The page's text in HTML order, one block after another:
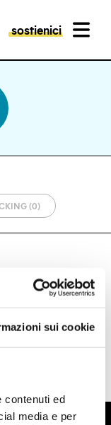
sui cookie
contenuti ed
media e per
sostienici MENU
(0)